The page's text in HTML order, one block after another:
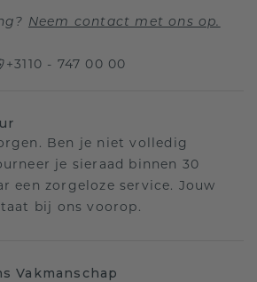
Neem contact met ons op.
+3110 - 747 00 00
Ben je niet volledig
je sieraad binnen 30
een zorgeloze service. Jouw
bij ons voorop.
Vakmanschap